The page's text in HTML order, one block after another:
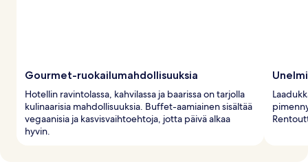
Gourmet-ruokailumahdollisuuksia
Hotellin ravintolassa, kahvilassa ja baarissa on tarjolla
kulinaarisia mahdollisuuksia. Buffet-aamiainen sisältää
vegaanisia ja kasvisvaihtoehtoja, jotta päivä alkaa
hyvin.